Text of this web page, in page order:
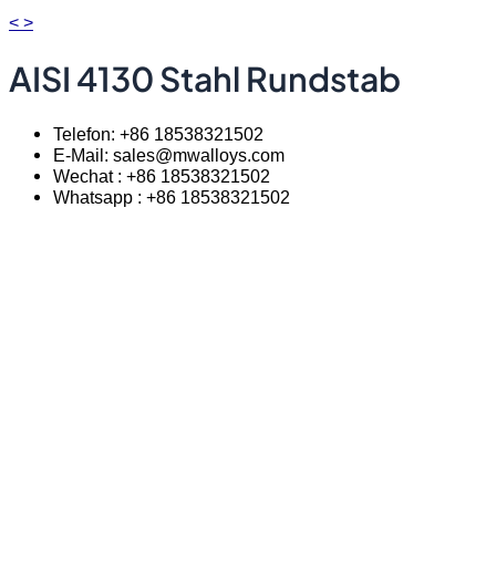
< >
AISI 4130 Stahl Rundstab
Telefon: +86 18538321502
E-Mail: sales@mwalloys.com
Wechat : +86 18538321502
Whatsapp : +86 18538321502